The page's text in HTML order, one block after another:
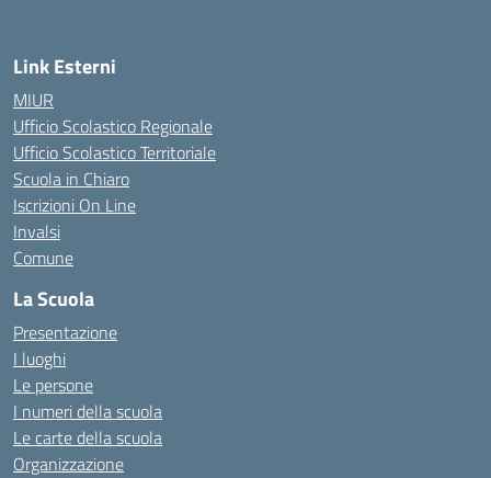
Link Esterni
MIUR
Ufficio Scolastico Regionale
Ufficio Scolastico Territoriale
Scuola in Chiaro
Iscrizioni On Line
Invalsi
Comune
La Scuola
Presentazione
I luoghi
Le persone
I numeri della scuola
Le carte della scuola
Organizzazione